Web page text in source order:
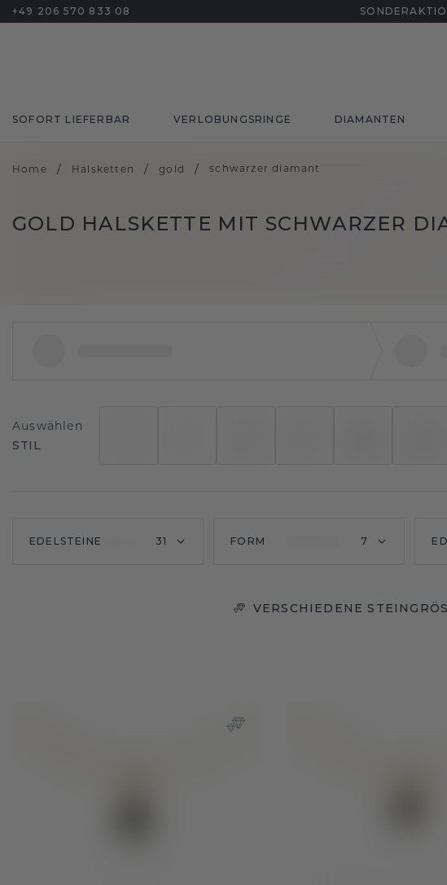
+49 206 570 833 08
SOFORT LIEFERBAR VERLOBUNGSRINGE DIAMANTEN
Home / Halsketten / gold / schwarzer diamant
GOLD HALSKETTE MIT SCHWARZER
Auswählen
STIL
EDELSTEINE 31 FORM 7
VERSCHIEDENE